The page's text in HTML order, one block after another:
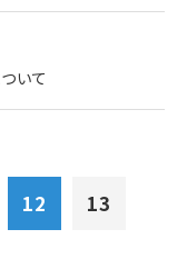
いて
12 13